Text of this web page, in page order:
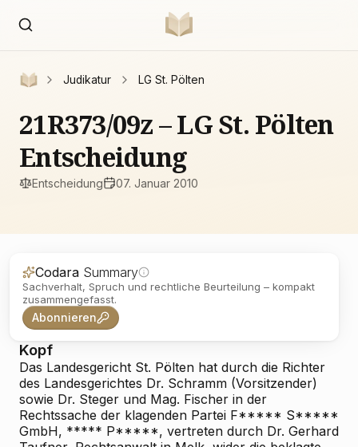
Judikatur LG St. Pölten
21R373/09z – LG St. Pölten
Entscheidung
Entscheidung 07. Januar 2010
Codara Summary
Sachverhalt, Spruch und rechtliche Beurteilung – kompakt
zusammengefasst.
Abonnieren
Kopf
Das Landesgericht St. Pölten hat durch die Richter
des Landesgerichtes Dr. Schramm (Vorsitzender)
sowie Dr. Steger und Mag. Fischer in der
Rechtssache der klagenden Partei F***** S*****
GmbH, ***** P*****, vertreten durch Dr. Gerhard